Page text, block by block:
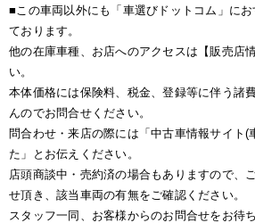
■この車両以外にも「車選びドットコム」に
ております。
他の在庫車種、お店へのアクセスは【販売店
い。
本体価格には保険料、税金、登録等に伴う諸
んのでお問合せください。
問合わせ・来店の際には「中古車情報サイト(
た」とお伝えください。
店頭商談中・売約済の場合もありますので、
せ頂き、該当車両の有無をご確認ください。
スタッフ一同、お客様からのお問合せをお待